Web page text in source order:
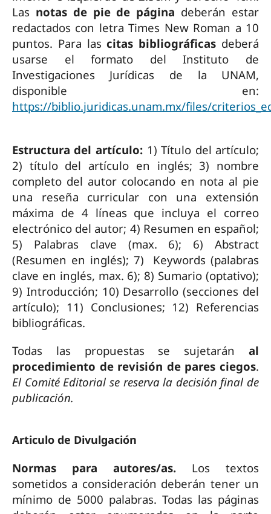
Las notas de pie de página deberán estar
redactados con letra Times New Roman a 10
puntos. Para lascitas bibliográficas deberá
usarse el formato del Instituto de
Investigaciones Jurídicas de la UNAM,
disponible en:
https://biblio.juridicas.unam.mx/files/
Estructura del artículo: 1) Título del artículo;
2) título del artículo en inglés; 3) nombre
completo del autor colocando en nota al pie
una reseña curricular con una extensión
máxima de 4 líneas que incluya el correo
electrónico del autor; 4) Resumen en español;
5) Palabras clave (max. 6); 6) Abstract
(Resumen en inglés); 7) Keywords (palabras
clave en inglés, max. 6); 8) Sumario (optativo);
9) Introducción; 10) Desarrollo (secciones del
artículo); 11) Conclusiones; 12) Referencias
bibliográficas.
Todas las propuestas se sujetaránal
procedimiento de revisión de pares ciegos.
El Comité Editorial se reserva la decisión final de
publicación.
Articulo de Divulgación
Normas para autores/as. Los textos
sometidos a consideración deberán tener un
mínimo de 5000 palabras. Todas las páginas